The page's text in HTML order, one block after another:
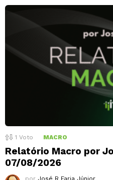
1 Voto MACRO
Relatório Macro por
07/08/2026